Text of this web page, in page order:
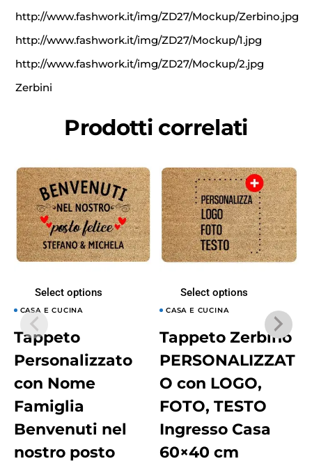
http://www.fashwork.it/img/ZD27/Mockup/Zerbino.jpg
http://www.fashwork.it/img/ZD27/Mockup/1.jpg
http://www.fashwork.it/img/ZD27/Mockup/2.jpg
Zerbini
Prodotti correlati
Select options
CASA E CUCINA
Tappeto
Personalizzato
con Nome
Famiglia
Benvenuti nel
nostro posto
Select options
CASA E CUCINA
Tappeto Zerbino
PERSONALIZZAT
O con LOGO,
FOTO, TESTO
Ingresso Casa
60×40 cm